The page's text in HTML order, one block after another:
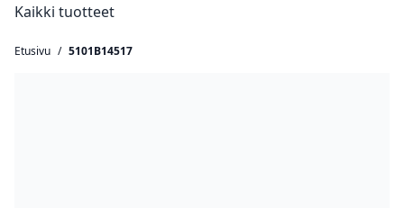
Kaikki tuotteet
Etusivu / 5101B14517